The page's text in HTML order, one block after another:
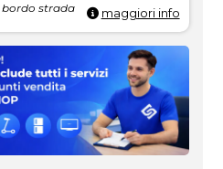
bordo strada maggiori info